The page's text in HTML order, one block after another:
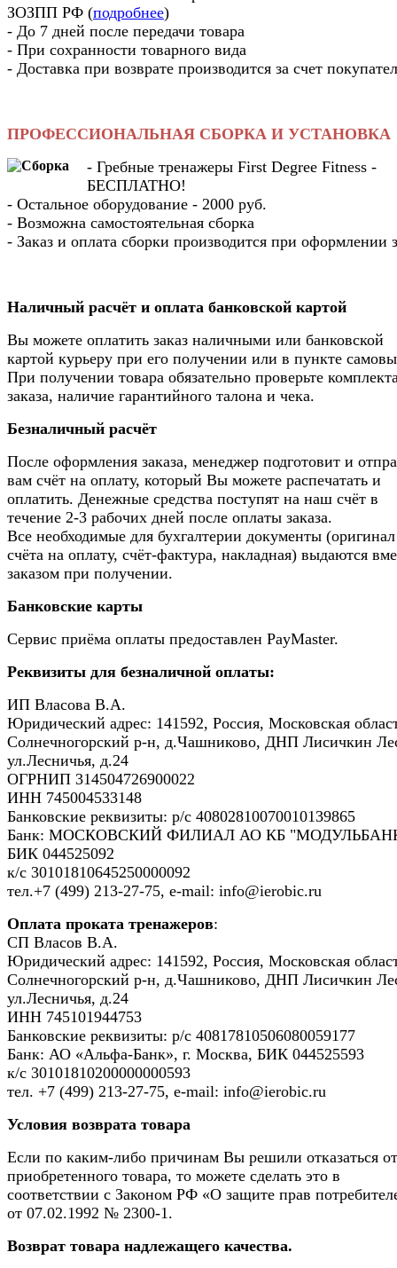
ЗОЗПП РФ (подробнее)
- До 7 дней после передачи товара
- При сохранности товарного вида
- Доставка при возврате производится за счет
ПРОФЕССИОНАЛЬНАЯ СБОРКА И УСТАНОВКА
- Гребные тренажеры First Degree Fitness -
БЕСПЛАТНО!
- Остальное оборудование - 2000 руб.
- Возможна самостоятельная сборка
- Заказ и оплата сборки производится при оформлении
Наличный расчёт и оплата банковской картой
Вы можете оплатить заказ наличными или банковской
картой курьеру при его получении или в пункте
При получении товара обязательно проверьте
заказа, наличие гарантийного талона и чека.
Безналичный расчёт
После оформления заказа, менеджер подготовит и
вам счёт на оплату, который Вы можете распечатать и
оплатить. Денежные средства поступят на наш счёт в
течение 2-3 рабочих дней после оплаты заказа.
Все необходимые для бухгалтерии документы (оригинал
счёта на оплату, счёт-фактура, накладная) выдаются
заказом при получении.
Банковские карты
Сервис приёма оплаты предоставлен PayMaster.
Реквизиты для безналичной оплаты:
ИП Власова В.А.
Юридический адрес: 141592, Россия, Московская
Солнечногорский р-н, д.Чашниково, ДНП Лисичкин
ул.Лесничья, д.24
ОГРНИП 314504726900022
ИНН 745004533148
Банковские реквизиты: р/с 40802810070010139865
Банк: МОСКОВСКИЙ ФИЛИАЛ АО КБ
БИК 044525092
к/с 30101810645250000092
тел.+7 (499) 213-27-75, e-mail: info@ierobic.ru
Оплата проката тренажеров:
СП Власов В.А.
Юридический адрес: 141592, Россия, Московская
Солнечногорский р-н, д.Чашниково, ДНП Лисичкин
ул.Лесничья, д.24
ИНН 745101944753
Банковские реквизиты: р/с 40817810506080059177
Банк: АО «Альфа-Банк», г. Москва, БИК 044525593
к/с 30101810200000000593
тел. +7 (499) 213-27-75, e-mail: info@ierobic.ru
Условия возврата товара
Если по каким-либо причинам Вы решили отказаться от
приобретенного товара, то можете сделать это в
соответствии с Законом РФ «О защите прав
от 07.02.1992 № 2300-1.
Возврат товара надлежащего качества.